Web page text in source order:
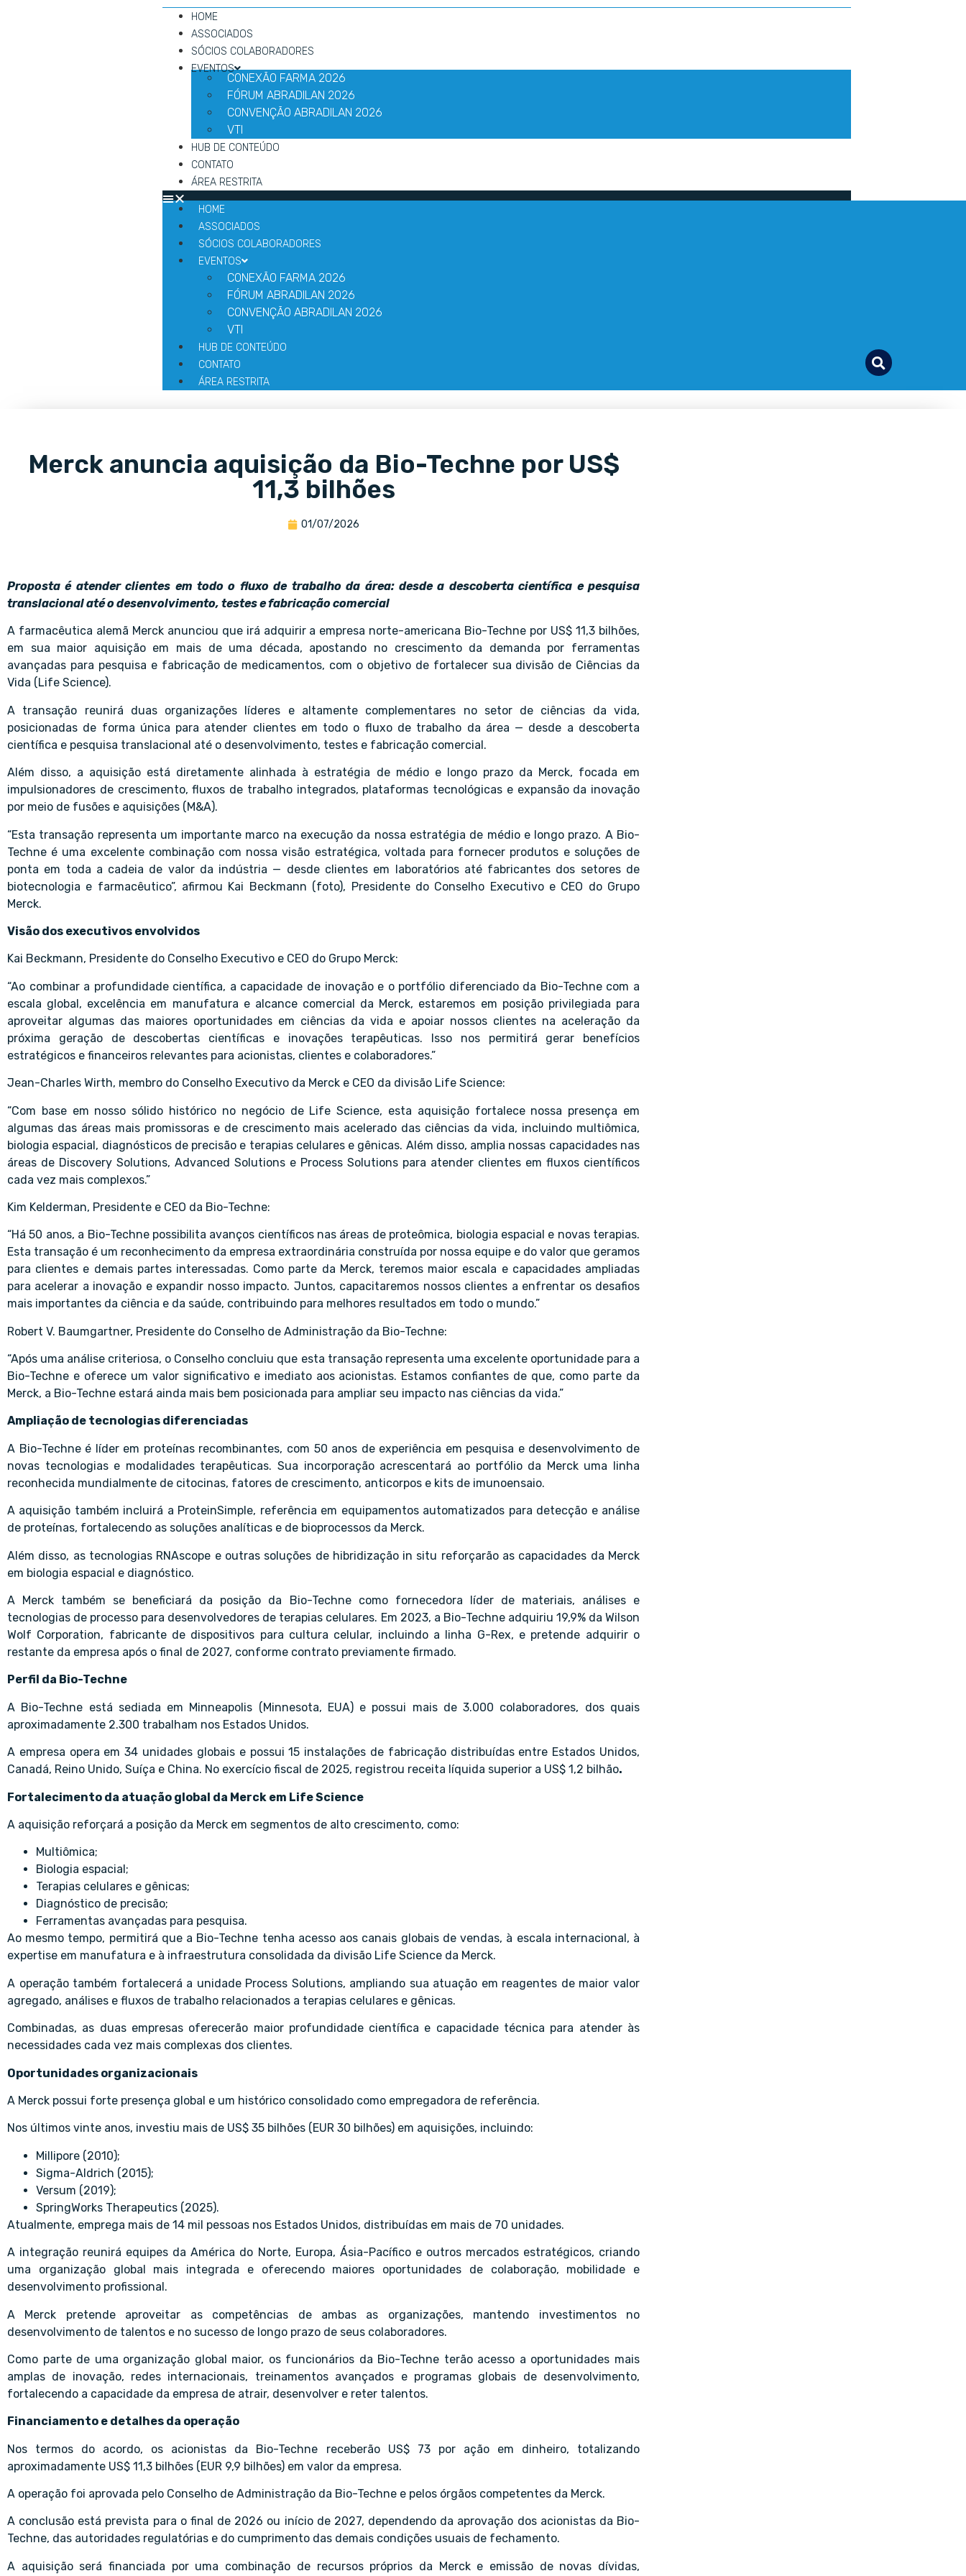
HOME
ASSOCIADOS
SÓCIOS COLABORADORES
EVENTOS
CONEXÃO FARMA 2026
FÓRUM ABRADILAN 2026
CONVENÇÃO ABRADILAN 2026
VTI
HUB DE CONTEÚDO
CONTATO
ÁREA RESTRITA
HOME
ASSOCIADOS
SÓCIOS COLABORADORES
EVENTOS
CONEXÃO FARMA 2026
FÓRUM ABRADILAN 2026
CONVENÇÃO ABRADILAN 2026
VTI
HUB DE CONTEÚDO
CONTATO
ÁREA RESTRITA
Merck anuncia aquisição da Bio-Techne por US$
11,3 bilhões
01/07/2026
Proposta é atender clientes em todo o fluxo de trabalho da área: desde a descoberta científica e pesquisa
translacional até o desenvolvimento, testes e fabricação comercial
A farmacêutica alemã Merck anunciou que irá adquirir a empresa norte-americana Bio-Techne por US$ 11,3 bilhões,
em sua maior aquisição em mais de uma década, apostando no crescimento da demanda por ferramentas
avançadas para pesquisa e fabricação de medicamentos, com o objetivo de fortalecer sua divisão de Ciências da
Vida (Life Science).
A transação reunirá duas organizações líderes e altamente complementares no setor de ciências da vida,
posicionadas de forma única para atender clientes em todo o fluxo de trabalho da área — desde a descoberta
científica e pesquisa translacional até o desenvolvimento, testes e fabricação comercial.
Além disso, a aquisição está diretamente alinhada à estratégia de médio e longo prazo da Merck, focada em
impulsionadores de crescimento, fluxos de trabalho integrados, plataformas tecnológicas e expansão da inovação
por meio de fusões e aquisições (M&A).
“Esta transação representa um importante marco na execução da nossa estratégia de médio e longo prazo. A Bio-
Techne é uma excelente combinação com nossa visão estratégica, voltada para fornecer produtos e soluções de
ponta em toda a cadeia de valor da indústria — desde clientes em laboratórios até fabricantes dos setores de
biotecnologia e farmacêutico”, afirmou Kai Beckmann (foto), Presidente do Conselho Executivo e CEO do Grupo
Merck.
Visão dos executivos envolvidos
Kai Beckmann, Presidente do Conselho Executivo e CEO do Grupo Merck:
“Ao combinar a profundidade científica, a capacidade de inovação e o portfólio diferenciado da Bio-Techne com a
escala global, excelência em manufatura e alcance comercial da Merck, estaremos em posição privilegiada para
aproveitar algumas das maiores oportunidades em ciências da vida e apoiar nossos clientes na aceleração da
próxima geração de descobertas científicas e inovações terapêuticas. Isso nos permitirá gerar benefícios
estratégicos e financeiros relevantes para acionistas, clientes e colaboradores.”
Jean-Charles Wirth, membro do Conselho Executivo da Merck e CEO da divisão Life Science:
“Com base em nosso sólido histórico no negócio de Life Science, esta aquisição fortalece nossa presença em
algumas das áreas mais promissoras e de crescimento mais acelerado das ciências da vida, incluindo multiômica,
biologia espacial, diagnósticos de precisão e terapias celulares e gênicas. Além disso, amplia nossas capacidades nas
áreas de Discovery Solutions, Advanced Solutions e Process Solutions para atender clientes em fluxos científicos
cada vez mais complexos.”
Kim Kelderman, Presidente e CEO da Bio-Techne:
“Há 50 anos, a Bio-Techne possibilita avanços científicos nas áreas de proteômica, biologia espacial e novas terapias.
Esta transação é um reconhecimento da empresa extraordinária construída por nossa equipe e do valor que geramos
para clientes e demais partes interessadas. Como parte da Merck, teremos maior escala e capacidades ampliadas
para acelerar a inovação e expandir nosso impacto. Juntos, capacitaremos nossos clientes a enfrentar os desafios
mais importantes da ciência e da saúde, contribuindo para melhores resultados em todo o mundo.”
Robert V. Baumgartner, Presidente do Conselho de Administração da Bio-Techne:
“Após uma análise criteriosa, o Conselho concluiu que esta transação representa uma excelente oportunidade para a
Bio-Techne e oferece um valor significativo e imediato aos acionistas. Estamos confiantes de que, como parte da
Merck, a Bio-Techne estará ainda mais bem posicionada para ampliar seu impacto nas ciências da vida.”
Ampliação de tecnologias diferenciadas
A Bio-Techne é líder em proteínas recombinantes, com 50 anos de experiência em pesquisa e desenvolvimento de
novas tecnologias e modalidades terapêuticas. Sua incorporação acrescentará ao portfólio da Merck uma linha
reconhecida mundialmente de citocinas, fatores de crescimento, anticorpos e kits de imunoensaio.
A aquisição também incluirá a ProteinSimple, referência em equipamentos automatizados para detecção e análise
de proteínas, fortalecendo as soluções analíticas e de bioprocessos da Merck.
Além disso, as tecnologias RNAscope e outras soluções de hibridização in situ reforçarão as capacidades da Merck
em biologia espacial e diagnóstico.
A Merck também se beneficiará da posição da Bio-Techne como fornecedora líder de materiais, análises e
tecnologias de processo para desenvolvedores de terapias celulares. Em 2023, a Bio-Techne adquiriu 19,9% da Wilson
Wolf Corporation, fabricante de dispositivos para cultura celular, incluindo a linha G-Rex, e pretende adquirir o
restante da empresa após o final de 2027, conforme contrato previamente firmado.
Perfil da Bio-Techne
A Bio-Techne está sediada em Minneapolis (Minnesota, EUA) e possui mais de 3.000 colaboradores, dos quais
aproximadamente 2.300 trabalham nos Estados Unidos.
A empresa opera em 34 unidades globais e possui 15 instalações de fabricação distribuídas entre Estados Unidos,
Canadá, Reino Unido, Suíça e China. No exercício fiscal de 2025, registrou receita líquida superior a US$ 1,2 bilhão.
Fortalecimento da atuação global da Merck em Life Science
A aquisição reforçará a posição da Merck em segmentos de alto crescimento, como:
Multiômica;
Biologia espacial;
Terapias celulares e gênicas;
Diagnóstico de precisão;
Ferramentas avançadas para pesquisa.
Ao mesmo tempo, permitirá que a Bio-Techne tenha acesso aos canais globais de vendas, à escala internacional, à
expertise em manufatura e à infraestrutura consolidada da divisão Life Science da Merck.
A operação também fortalecerá a unidade Process Solutions, ampliando sua atuação em reagentes de maior valor
agregado, análises e fluxos de trabalho relacionados a terapias celulares e gênicas.
Combinadas, as duas empresas oferecerão maior profundidade científica e capacidade técnica para atender às
necessidades cada vez mais complexas dos clientes.
Oportunidades organizacionais
A Merck possui forte presença global e um histórico consolidado como empregadora de referência.
Nos últimos vinte anos, investiu mais de US$ 35 bilhões (EUR 30 bilhões) em aquisições, incluindo:
Millipore (2010);
Sigma-Aldrich (2015);
Versum (2019);
SpringWorks Therapeutics (2025).
Atualmente, emprega mais de 14 mil pessoas nos Estados Unidos, distribuídas em mais de 70 unidades.
A integração reunirá equipes da América do Norte, Europa, Ásia-Pacífico e outros mercados estratégicos, criando
uma organização global mais integrada e oferecendo maiores oportunidades de colaboração, mobilidade e
desenvolvimento profissional.
A Merck pretende aproveitar as competências de ambas as organizações, mantendo investimentos no
desenvolvimento de talentos e no sucesso de longo prazo de seus colaboradores.
Como parte de uma organização global maior, os funcionários da Bio-Techne terão acesso a oportunidades mais
amplas de inovação, redes internacionais, treinamentos avançados e programas globais de desenvolvimento,
fortalecendo a capacidade da empresa de atrair, desenvolver e reter talentos.
Financiamento e detalhes da operação
Nos termos do acordo, os acionistas da Bio-Techne receberão US$ 73 por ação em dinheiro, totalizando
aproximadamente US$ 11,3 bilhões (EUR 9,9 bilhões) em valor da empresa.
A operação foi aprovada pelo Conselho de Administração da Bio-Techne e pelos órgãos competentes da Merck.
A conclusão está prevista para o final de 2026 ou início de 2027, dependendo da aprovação dos acionistas da Bio-
Techne, das autoridades regulatórias e do cumprimento das demais condições usuais de fechamento.
A aquisição será financiada por uma combinação de recursos próprios da Merck e emissão de novas dívidas,